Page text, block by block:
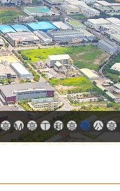
高雄市政府中小企業升
MEGABAY大港創艦
高雄金融科技創新
工廠登記線上
和發產業園區
高雄工業
高雄本
公司
高